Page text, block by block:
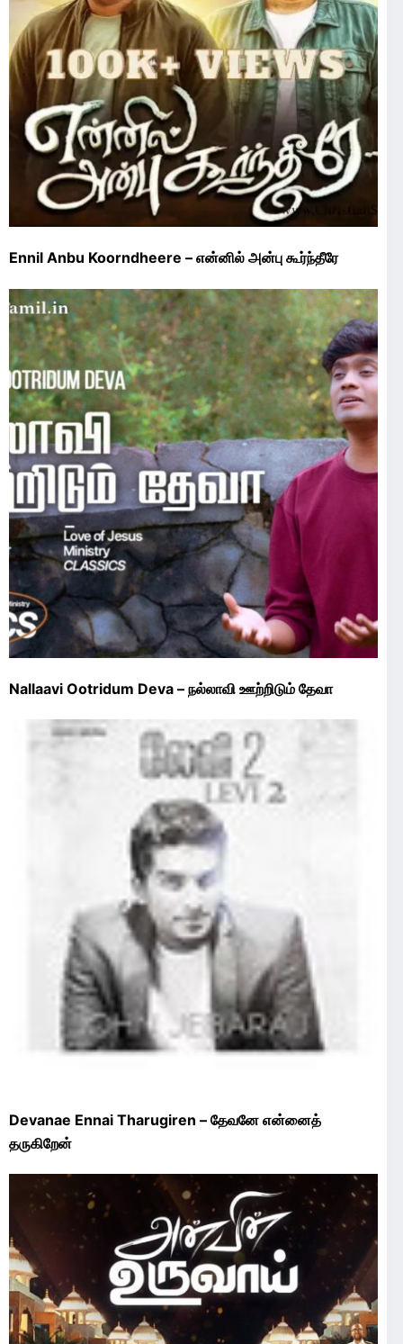
Ennil Anbu Koorndheere – என்னில் அன்பு கூர்ந்தீரே
Nallaavi Ootridum Deva – நல்லாவி ஊற்றிடும் தேவா
Devanae Ennai Tharugiren – தேவனே என்னைத்
தருகிறேன்